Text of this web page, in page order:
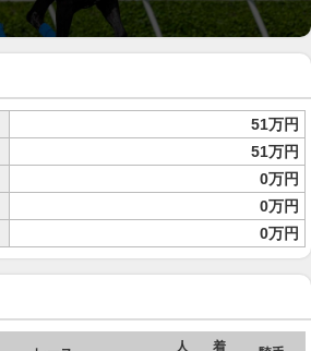
51万円
51万円
0万円
0万円
0万円
人
着